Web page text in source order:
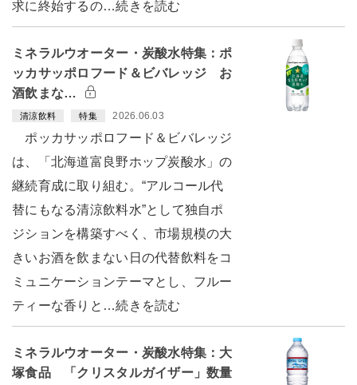
求に終始するの…続きを読む
ミネラルウオーター・炭酸水特集：ポ
ッカサッポロフード＆ビバレッジ お
酒飲まな…
清涼飲料 特集 2026.06.03
ポッカサッポロフード＆ビバレッジ
は、「北海道富良野ホップ炭酸水」の
継続育成に取り組む。“アルコール代
替にもなる清涼飲料水”として独自ポ
ジションを構築すべく、市場規模の大
きいお酒を飲まない日の代替飲料をコ
ミュニケーションテーマとし、フルー
ティーな香りと…続きを読む
ミネラルウオーター・炭酸水特集：大
塚食品 「クリスタルガイザー」数量